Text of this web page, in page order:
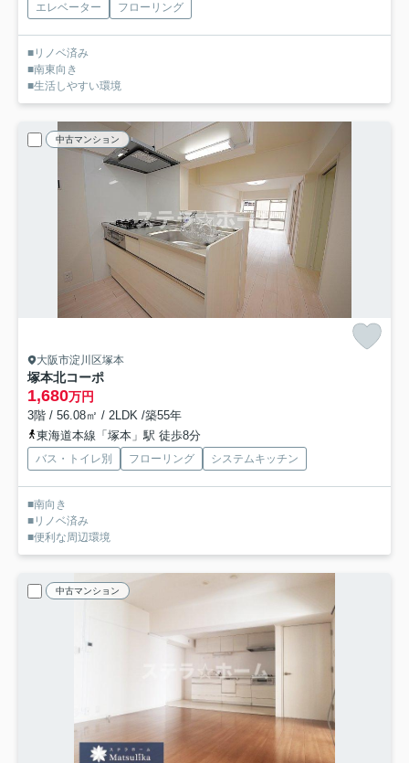
エレベーター フローリング
■リノベ済み
■南東向き
■生活しやすい環境
中古マンション
大阪市淀川区塚本
塚本北コーポ
1,680万円
3階 / 56.08㎡ / 2LDK /築55年
東海道本線「塚本」駅 徒歩8分
バス・トイレ別 フローリング システムキッチン
■南向き
■リノベ済み
■便利な周辺環境
中古マンション